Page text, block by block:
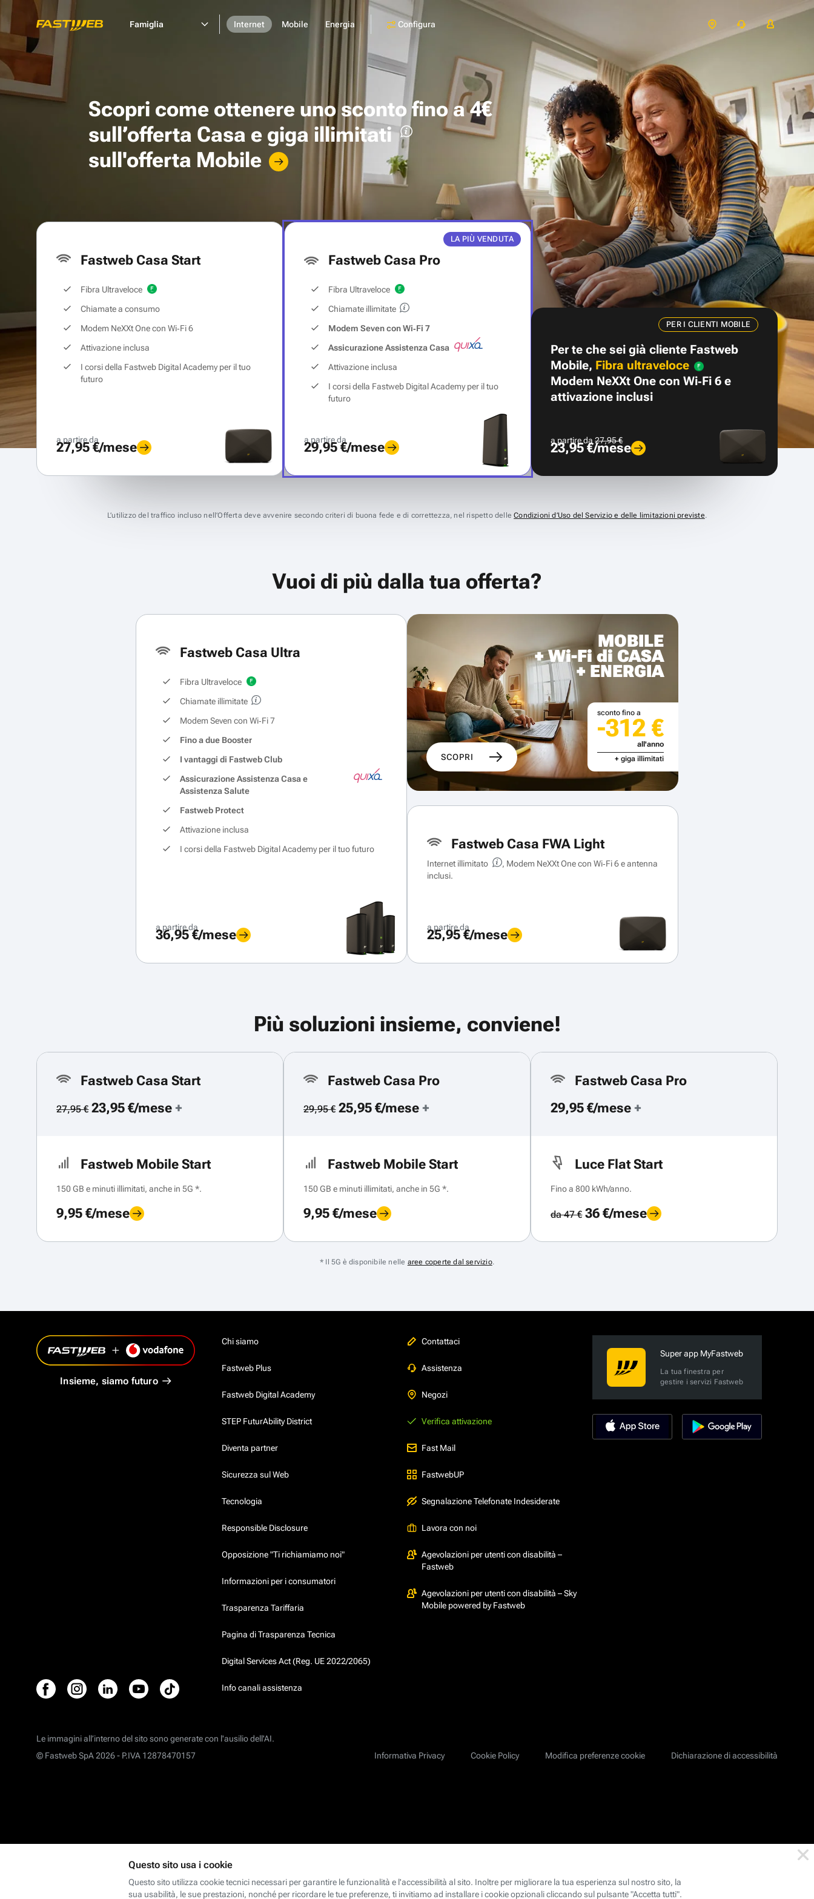
Famiglia Internet Mobile Energia Configura
Scopri come ottenere unosconto fino a 4€
sull’offerta Casa e giga illimitati
sull'offerta Mobile
Fastweb Casa Start
Fibra Ultraveloce
Chiamate a consumo
Modem NeXXt One con Wi‑Fi 6
Attivazione inclusa
I corsi della Fastweb Digital Academy per il tuo
futuro
a partire da
27,95 €/mese
LA PIÙ VENDUTA
Fastweb Casa Pro
Fibra Ultraveloce
Chiamate illimitate
Modem Seven con Wi‑Fi 7
Assicurazione Assistenza Casa
Attivazione inclusa
I corsi della Fastweb Digital Academy per il tuo
futuro
a partire da
29,95 €/mese
PER I CLIENTI MOBILE
Per te che sei già cliente Fastweb
Mobile, Fibra ultraveloce
Modem NeXXt One con Wi‑Fi 6 e
attivazione inclusi
a partire da27,95 €
23,95 €/mese
L’utilizzo del traffico incluso nell’Offerta deve avvenire secondo criteri di buona fede e di correttezza, nel rispetto delleCondizioni d’Uso del Servizio e delle limitazioni previste.
Vuoi di più dalla tua offerta?
Fastweb Casa Ultra
Fibra Ultraveloce
Chiamate illimitate
Modem Seven con Wi‑Fi 7
Fino a due Booster
I vantaggi di Fastweb Club
Assicurazione Assistenza Casa e
Assistenza Salute
Fastweb Protect
Attivazione inclusa
I corsi della Fastweb Digital Academy per il tuo futuro
a partire da
36,95 €/mese
MOBILE
+ Wi-Fi di CASA
+ ENERGIA
SCOPRI
sconto fino a
-312 €
all'anno
+ giga illimitati
Fastweb Casa FWA Light
Internet illimitato
, Modem NeXXt One con Wi‑Fi 6 e antenna
inclusi.
a partire da
25,95 €/mese
Più soluzioni insieme, conviene!
Fastweb Casa Start
27,95 €23,95 €/mese +
Fastweb Mobile Start
150 GB e minuti illimitati, anche in 5G *.
9,95 €/mese
Fastweb Casa Pro
29,95 €25,95 €/mese +
Fastweb Mobile Start
150 GB e minuti illimitati, anche in 5G *.
9,95 €/mese
Fastweb Casa Pro
29,95 €/mese +
Luce Flat Start
Fino a 800 kWh/anno.
da 47 €36 €/mese
* Il 5G è disponibile nelle aree coperte dal servizio.
Insieme, siamo futuro
Chi siamo
Fastweb Plus
Fastweb Digital Academy
STEP FuturAbility District
Diventa partner
Sicurezza sul Web
Tecnologia
Responsible Disclosure
Opposizione "Ti richiamiamo noi"
Informazioni per i consumatori
Trasparenza Tariffaria
Pagina di Trasparenza Tecnica
Digital Services Act (Reg. UE 2022/2065)
Info canali assistenza
Contattaci
Assistenza
Negozi
Verifica attivazione
Fast Mail
FastwebUP
Segnalazione Telefonate Indesiderate
Lavora con noi
Agevolazioni per utenti con disabilità –
Fastweb
Agevolazioni per utenti con disabilità – Sky
Mobile powered by Fastweb
Super app MyFastweb
La tua finestra per
gestire i servizi Fastweb
Le immagini all’interno del sito sono generate con l'ausilio dell'AI.
Informativa Privacy
Cookie Policy Modifica preferenze cookie Dichiarazione di accessibilità
© Fastweb SpA 2026 - P.IVA 12878470157